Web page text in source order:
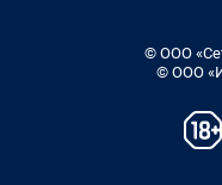
© ООО
© ООО